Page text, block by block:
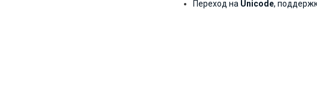
Переход на Unicode,